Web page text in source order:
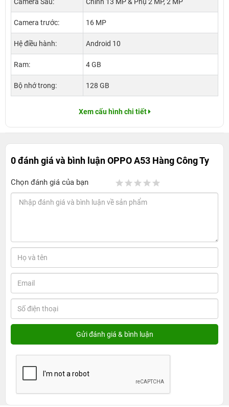
Camera trước: 16 MP
Hệ điều hành: Android 10
Ram: 4 GB
Bộ nhớ trong: 128 GB
Xem cấu hình chi tiết
0 đánh giá và bình luậnOPPO A53 Hàng Công Ty
Chọn đánh giá của bạn